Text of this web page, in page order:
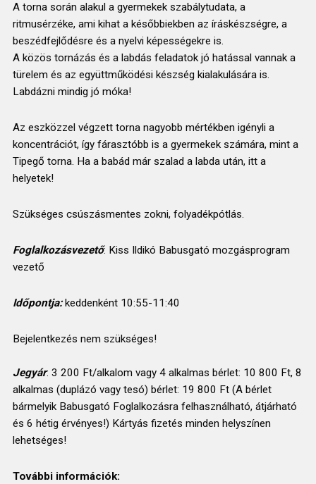
A torna során alakul a gyermekek szabálytudata, a
ritmusérzéke, ami kihat a későbbiekben az íráskészségre, a
beszédfejlődésre és a nyelvi képességekre is.
A közös tornázás és a labdás feladatok jó hatással vannak a
türelem és az együttműködési készség kialakulására is.
Labdázni mindig jó móka!
Az eszközzel végzett torna nagyobb mértékben igényli a
koncentrációt, így fárasztóbb is a gyermekek számára, mint a
Tipegő torna. Ha a babád már szalad a labda után, itt a
helyetek!
Szükséges csúszásmentes zokni, folyadékpótlás.
Foglalkozásvezető: Kiss Ildikó Babusgató mozgásprogram
vezető
Időpontja:keddenként 10:55-11:40
Bejelentkezés nem szükséges!
Jegyár: 3 200 Ft/alkalom vagy 4 alkalmas bérlet: 10 800 Ft, 8
alkalmas (duplázó vagy tesó) bérlet: 19 800 Ft (A bérlet
bármelyik Babusgató Foglalkozásra felhasználható, átjárható
és 6 hétig érvényes!) Kártyás fizetés minden helyszínen
lehetséges!
További információk: